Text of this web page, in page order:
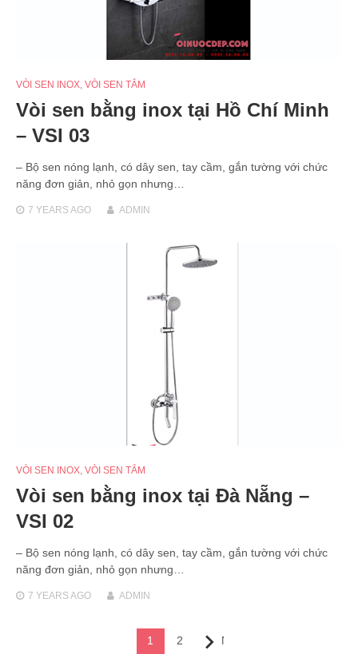
VÒI SEN INOX, VÒI SEN TẮM
Vòi sen bằng inox tại Hồ Chí Minh
– VSI 03
– Bộ sen nóng lạnh, có dây sen, tay cầm, gắn tường với chức
năng đơn giản, nhỏ gọn nhưng…
7 YEARSAGO ADMIN
VÒI SEN INOX, VÒI SEN TẮM
Vòi sen bằng inox tại Đà Nẵng –
VSI 02
– Bộ sen nóng lạnh, có dây sen, tay cầm, gắn tường với chức
năng đơn giản, nhỏ gọn nhưng…
7 YEARSAGO ADMIN
1 2 Next